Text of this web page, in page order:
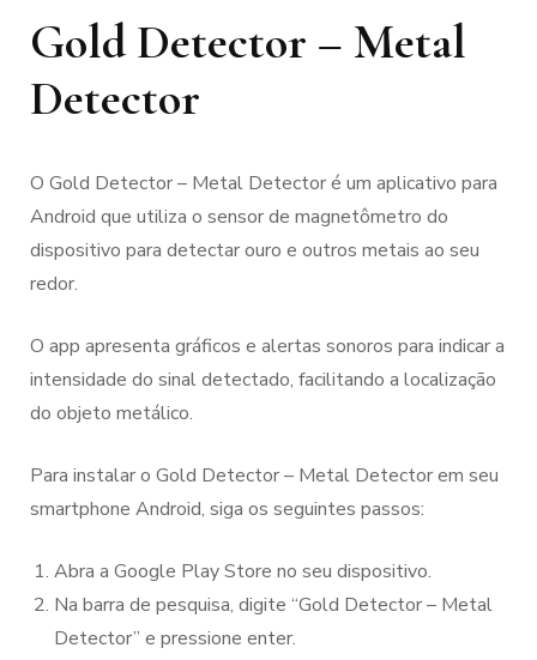
Gold Detector – Metal
Detector
O Gold Detector – Metal Detector é um aplicativo para
Android que utiliza o sensor de magnetômetro do
dispositivo para detectar ouro e outros metais ao seu
redor.
O app apresenta gráficos e alertas sonoros para indicar a
intensidade do sinal detectado, facilitando a localização
do objeto metálico.
Para instalar o Gold Detector – Metal Detector em seu
smartphone Android, siga os seguintes passos:
Abra a Google Play Store no seu dispositivo.
Na barra de pesquisa, digite “Gold Detector – Metal
Detector” e pressione enter.